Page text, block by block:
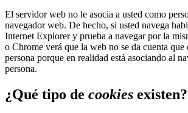
El servidor web no le asocia a usted como
navegador web. De hecho, si usted navega
Internet Explorer y prueba a navegar por la
o Chrome verá que la web no se da cuenta que
persona porque en realidad está asociando al
persona.
¿Qué tipo de cookies existen?